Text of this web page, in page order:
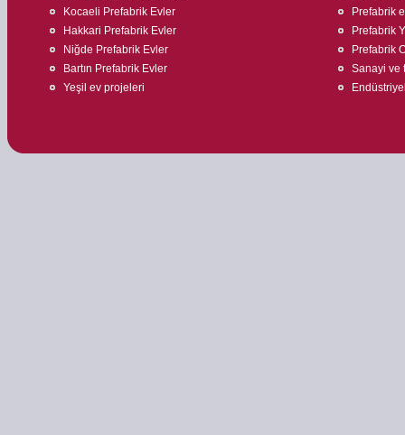
Kocaeli Prefabrik Evler
Hakkari Prefabrik Evler
Niğde Prefabrik Evler
Bartın Prefabrik Evler
Yeşil ev projeleri
Prefabrik
Prefabrik
Prefabrik
Sanayi ve